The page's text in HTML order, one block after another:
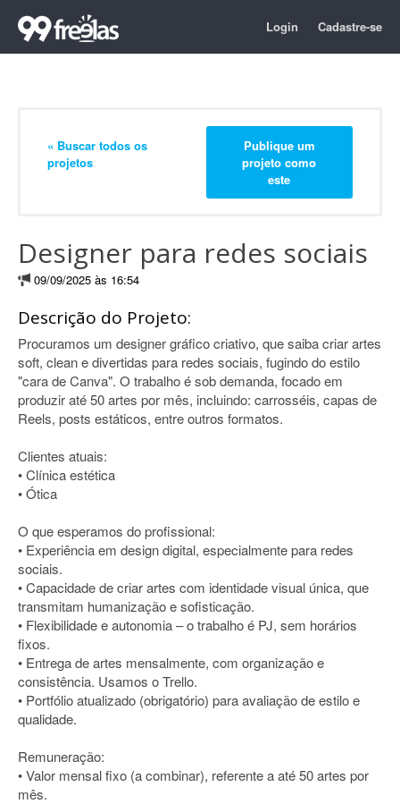
Login Cadastre-se
« Buscar todos os
projetos
Publique um
projeto como
este
Designer para redes sociais
09/09/2025 às 16:54
Descrição do Projeto:
Procuramos um designer gráfico criativo, que saiba criar artes
soft, clean e divertidas para redes sociais, fugindo do estilo
"cara de Canva". O trabalho é sob demanda, focado em
produzir até 50 artes por mês, incluindo: carrosséis, capas de
Reels, posts estáticos, entre outros formatos.
Clientes atuais:
• Clínica estética
• Ótica
O que esperamos do profissional:
• Experiência em design digital, especialmente para redes
sociais.
• Capacidade de criar artes com identidade visual única, que
transmitam humanização e sofisticação.
• Flexibilidade e autonomia – o trabalho é PJ, sem horários
fixos.
• Entrega de artes mensalmente, com organização e
consistência. Usamos o Trello.
• Portfólio atualizado (obrigatório) para avaliação de estilo e
qualidade.
Remuneração:
• Valor mensal fixo (a combinar), referente a até 50 artes por
mês.